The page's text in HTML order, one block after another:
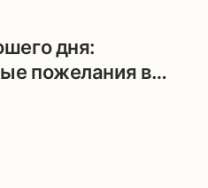
дня:
пожелания в